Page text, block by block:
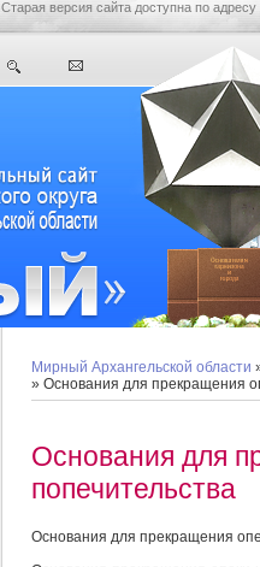
Старая версия сайта доступна по адресу
Мирный Архангельской области
» Основания для прекращения
Основания для
попечительства
Основания для прекращения